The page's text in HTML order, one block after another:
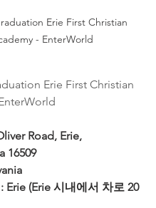
Erie First Christian
- EnterWorld
Erie First Christian
Road, Erie,
16509
Erie (Erie 시내에서 차로 20